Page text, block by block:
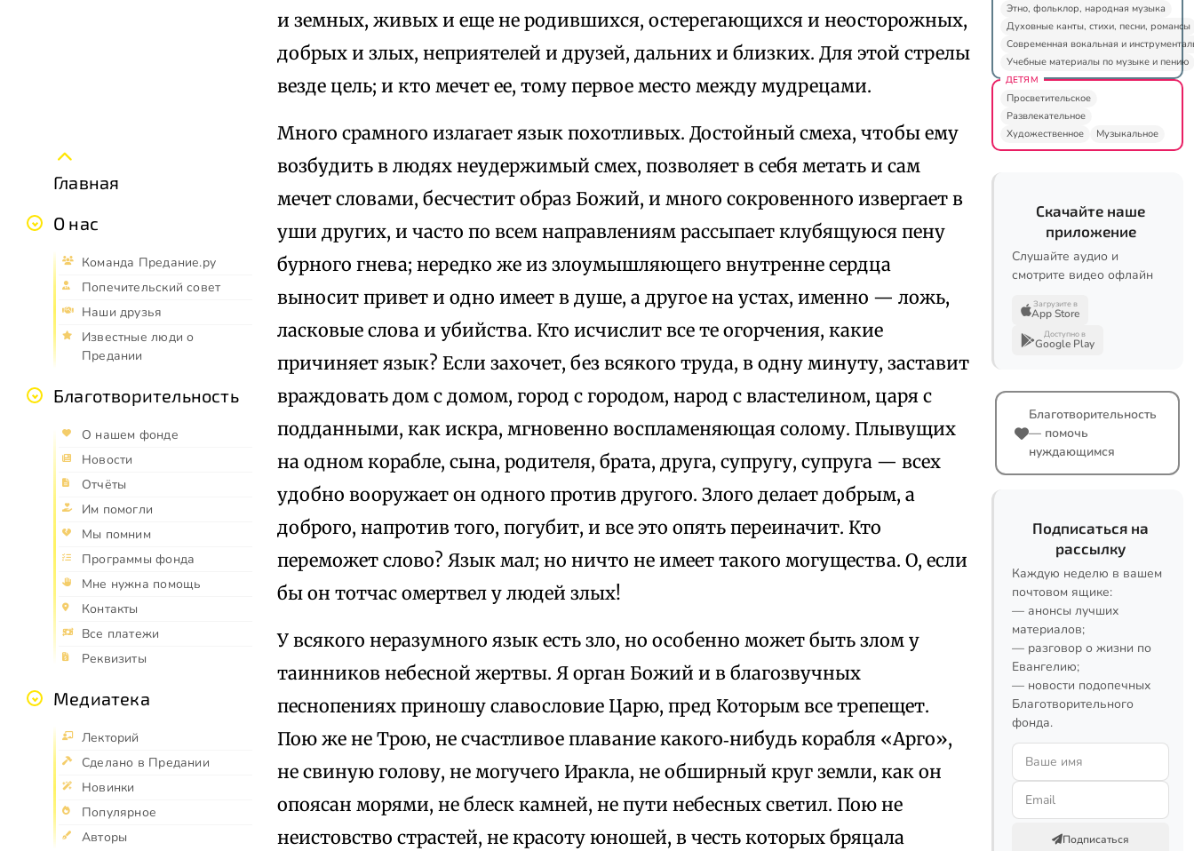
Главная
О нас
Команда Предание.ру
Попечительский совет
Наши друзья
Известные люди о
Предании
Благотворительность
О нашем фонде
Новости
Отчёты
Им помогли
Мы помним
Программы фонда
Мне нужна помощь
Контакты
Все платежи
Реквизиты
Медиатека
Лекторий
Сделано в Предании
Новинки
Популярное
Авторы
и земных, живых и еще не родившихся, остерегающихся и неосторожных,
добрых и злых, неприятелей и друзей, дальних и близких. Для этой стрелы
везде цель; и кто мечет ее, тому первое место между мудрецами.
Много срамного излагает язык похотливых. Достойный смеха, чтобы ему
возбудить в людях неудержимый смех, позволяет в себя метать и сам
мечет словами, бесчестит образ Божий, и много сокровенного извергает в
уши других, и часто по всем направлениям рассыпает клубящуюся пену
бурного гнева; нередко же из злоумышляющего внутренне сердца
выносит привет и одно имеет в душе, а другое на устах, именно — ложь,
ласковые слова и убийства. Кто исчислит все те огорчения, какие
причиняет язык? Если захочет, без всякого труда, в одну минуту, заставит
враждовать дом с домом, город с городом, народ с властелином, царя с
подданными, как искра, мгновенно воспламеняющая солому. Плывущих
на одном корабле, сына, родителя, брата, друга, супругу, супруга — всех
удобно вооружает он одного против другого. Злого делает добрым, а
доброго, напротив того, погубит, и все это опять переиначит. Кто
переможет слово? Язык мал; но ничто не имеет такого могущества. О, если
бы он тотчас омертвел у людей злых!
У всякого неразумного язык есть зло, но особенно может быть злом у
таинников небесной жертвы. Я орган Божий и в благозвучных
песнопениях приношу славословие Царю, пред Которым все трепещет.
Пою же не Трою, не счастливое плавание какого‑нибудь корабля «Арго»,
не свиную голову, не могучего Иракла, не обширный круг земли, как он
опоясан морями, не блеск камней, не пути небесных светил. Пою не
неистовство страстей, не красоту юношей, в честь которых бряцала
Этно, фольклор, народная музыка
Духовные канты, стихи, песни, романсы
Современная вокальная и
Учебные материалы по музыке и пению
ДЕТЯМ
Просветительское
Развлекательное
Художественное
Музыкальное
Скачайте наше
приложение
Слушайте аудио и
смотрите видео офлайн
Загрузите в
App Store
Доступно в
Google Play
Благотворительность
— помочь
нуждающимся
Подписаться на
рассылку
Каждую неделю в вашем
почтовом ящике:
— анонсы лучших
материалов;
— разговор о жизни по
Евангелию;
— новости подопечных
Благотворительного
фонда.
Подписаться